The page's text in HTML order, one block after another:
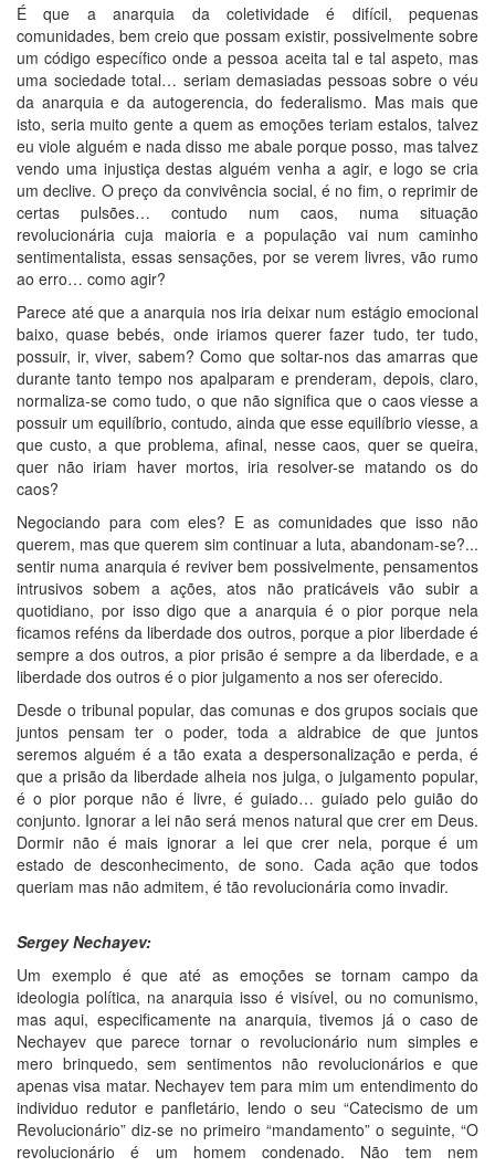
É que a anarquia da coletividade é difícil, pequenas
comunidades, bem creio que possam existir, possivelmente sobre
um código específico onde a pessoa aceita tal e tal aspeto, mas
uma sociedade total… seriam demasiadas pessoas sobre o véu
da anarquia e da autogerencia, do federalismo. Mas mais que
isto, seria muito gente a quem as emoções teriam estalos, talvez
eu viole alguém e nada disso me abale porque posso, mas talvez
vendo uma injustiça destas alguém venha a agir, e logo se cria
um declive. O preço da convivência social, é no fim, o reprimir de
certas pulsões… contudo num caos, numa situação
revolucionária cuja maioria e a população vai num caminho
sentimentalista, essas sensações, por se verem livres, vão rumo
ao erro… como agir?
Parece até que a anarquia nos iria deixar num estágio emocional
baixo, quase bebés, onde iriamos querer fazer tudo, ter tudo,
possuir, ir, viver, sabem? Como que soltar-nos das amarras que
durante tanto tempo nos apalparam e prenderam, depois, claro,
normaliza-se como tudo, o que não significa que o caos viesse a
possuir um equilíbrio, contudo, ainda que esse equilíbrio viesse, a
que custo, a que problema, afinal, nesse caos, quer se queira,
quer não iriam haver mortos, iria resolver-se matando os do
caos?
Negociando para com eles? E as comunidades que isso não
querem, mas que querem sim continuar a luta, abandonam-se?...
sentir numa anarquia é reviver bem possivelmente, pensamentos
intrusivos sobem a ações, atos não praticáveis vão subir a
quotidiano, por isso digo que a anarquia é o pior porque nela
ficamos reféns da liberdade dos outros, porque a pior liberdade é
sempre a dos outros, a pior prisão é sempre a da liberdade, e a
liberdade dos outros é o pior julgamento a nos ser oferecido.
Desde o tribunal popular, das comunas e dos grupos sociais que
juntos pensam ter o poder, toda a aldrabice de que juntos
seremos alguém é a tão exata a despersonalização e perda, é
que a prisão da liberdade alheia nos julga, o julgamento popular,
é o pior porque não é livre, é guiado… guiado pelo guião do
conjunto. Ignorar a lei não será menos natural que crer em Deus.
Dormir não é mais ignorar a lei que crer nela, porque é um
estado de desconhecimento, de sono. Cada ação que todos
queriam mas não admitem, é tão revolucionária como invadir.
Sergey Nechayev:
Um exemplo é que até as emoções se tornam campo da
ideologia política, na anarquia isso é visível, ou no comunismo,
mas aqui, especificamente na anarquia, tivemos já o caso de
Nechayev que parece tornar o revolucionário num simples e
mero brinquedo, sem sentimentos não revolucionários e que
apenas visa matar. Nechayev tem para mim um entendimento do
individuo redutor e panfletário, lendo o seu “Catecismo de um
Revolucionário” diz-se no primeiro “mandamento” o seguinte, “O
revolucionário é um homem condenado. Não tem nem